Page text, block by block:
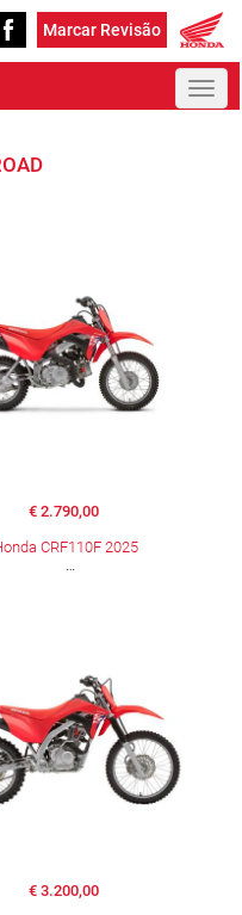
Marcar Revisão
€ 2.790,00
CRF110F 2025
€ 3.200,00